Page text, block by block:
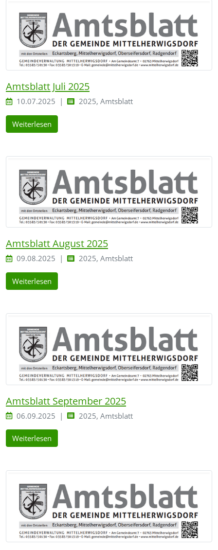
Amtsblatt Juli 2025
10.07.2025 2025, Amtsblatt
Weiterlesen
Amtsblatt August 2025
09.08.2025 2025, Amtsblatt
Weiterlesen
Amtsblatt September 2025
06.09.2025 2025, Amtsblatt
Weiterlesen